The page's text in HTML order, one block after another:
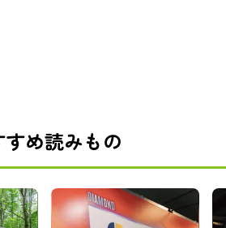
すめ読みもの